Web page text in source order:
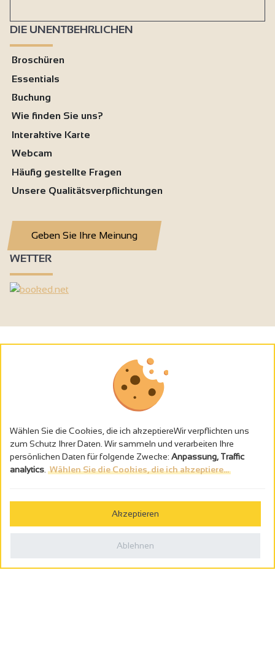
DIE UNENTBEHRLICHEN
Broschüren
Essentials
Buchung
Wie finden Sie uns?
Interaktive Karte
Webcam
Häufig gestellte Fragen
Unsere Qualitätsverpflichtungen
Geben Sie Ihre Meinung
WETTER
Alkoholmissbrauch ist gefährlich für die Gesundheit - trinken Sie in
Politique de confidentialité
Wählen Sie die Cookies, die ich akzeptiereWir verpflichten uns
zum Schutz Ihrer Daten. Wir sammeln und verarbeiten Ihre
persönlichen Daten für folgende Zwecke: Anpassung, Traffic
analytics Wählen Sie die Cookies, die ich akzeptiere...
Akzeptieren
Ablehnen